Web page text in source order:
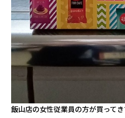
飯山店の女性従業員の方が買って